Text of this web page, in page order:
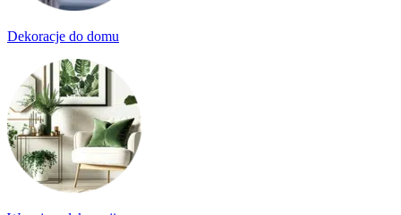
Dekoracje do domu